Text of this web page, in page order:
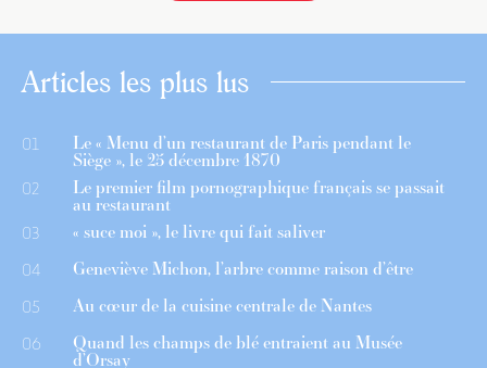
Articles les plus lus
01 Le « Menu d’un restaurant de Paris pendant le
Siège », le 25 décembre 1870
02 Le premier film pornographique français se passait
au restaurant
03 « suce moi », le livre qui fait saliver
04 Geneviève Michon, l’arbre comme raison d’être
05 Au cœur de la cuisine centrale de Nantes
06 Quand les champs de blé entraient au Musée
d’Orsay